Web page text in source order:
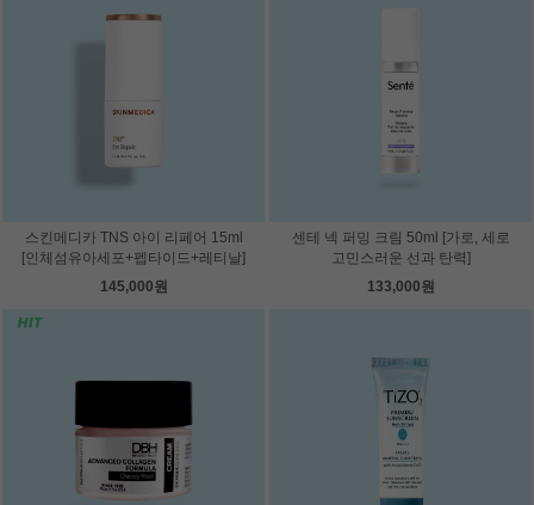
스킨메디카 TNS 아이 리페어 15ml
[인체섬유아세포+펩타이드+레티날]
145,000원
센테 넥 퍼밍 크림 50ml [가로, 세로
고민스러운 선과 탄력]
133,000원